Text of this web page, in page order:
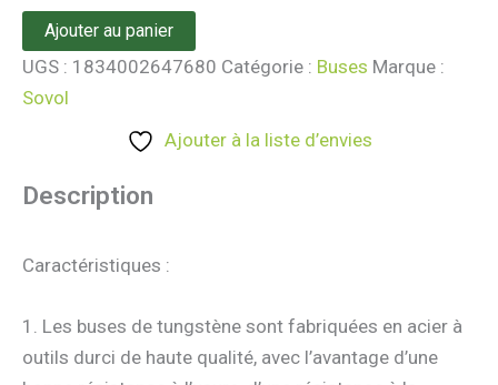
Ajouter au panier
UGS : 1834002647680 Catégorie : Buses Marque :
Sovol
Ajouter à la liste d’envies
Description
Caractéristiques :
1. Les buses de tungstène sont fabriquées en acier à
outils durci de haute qualité, avec l’avantage d’une